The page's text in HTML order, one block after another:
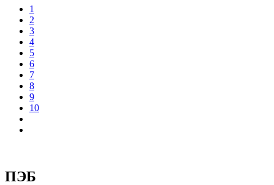
1
2
3
4
5
6
7
8
9
10
ПЭБ